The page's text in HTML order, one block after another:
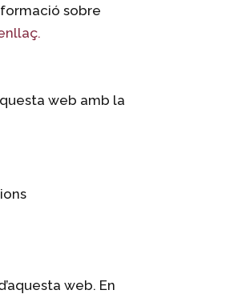
sobre
web amb la
web. En